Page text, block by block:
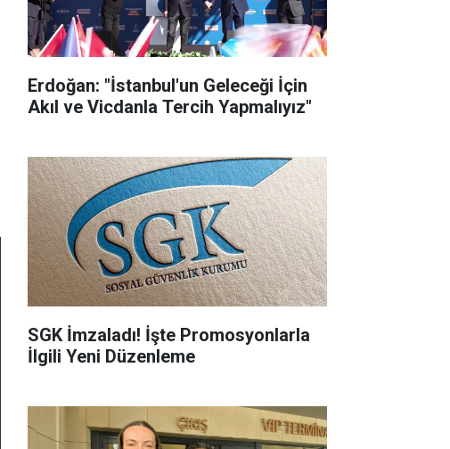
Erdoğan: "İstanbul'un Geleceği İçin
Akıl ve Vicdanla Tercih Yapmalıyız"
SGK İmzaladı! İşte Promosyonlarla
İlgili Yeni Düzenleme